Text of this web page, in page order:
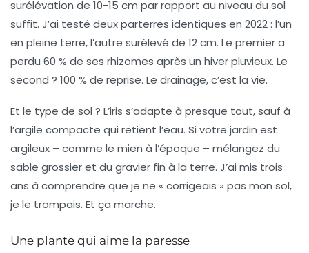
surélévation de 10-15 cm par rapport au niveau du sol
suffit. J’ai testé deux parterres identiques en 2022 : l’un
en pleine terre, l’autre surélevé de 12 cm. Le premier a
perdu 60 % de ses rhizomes après un hiver pluvieux. Le
second ? 100 % de reprise. Le drainage, c’est la vie.
Et le type de sol ? L’iris s’adapte à presque tout, sauf à
l’argile compacte qui retient l’eau. Si votre jardin est
argileux – comme le mien à l’époque – mélangez du
sable grossier et du gravier fin à la terre. J’ai mis trois
ans à comprendre que je ne « corrigeais » pas mon sol,
je le trompais. Et ça marche.
Une plante qui aime la paresse